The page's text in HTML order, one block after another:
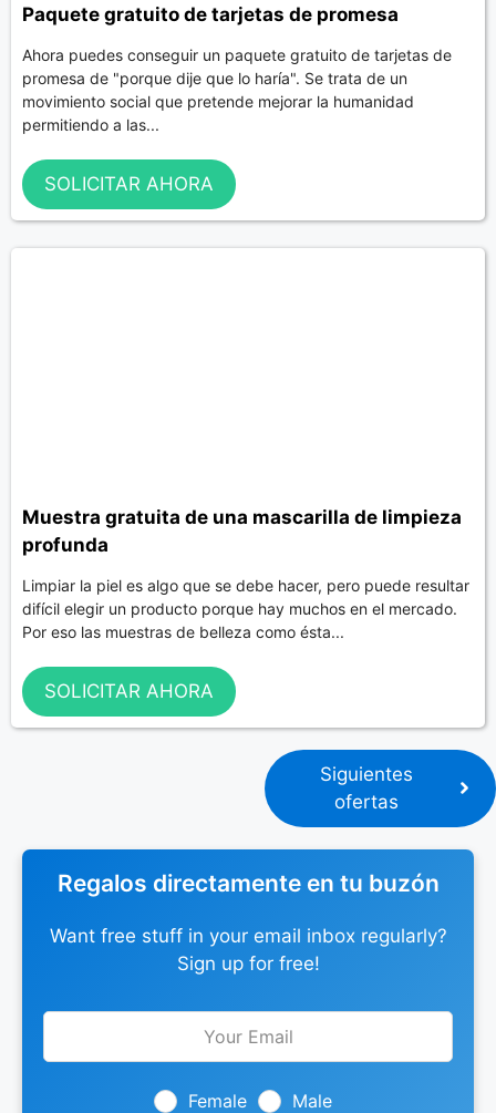
Paquete gratuito de tarjetas de promesa
Ahora puedes conseguir un paquete gratuito de tarjetas de
promesa de "porque dije que lo haría". Se trata de un
movimiento social que pretende mejorar la humanidad
permitiendo a las...
SOLICITAR AHORA
Muestra gratuita de una mascarilla de limpieza
profunda
Limpiar la piel es algo que se debe hacer, pero puede resultar
difícil elegir un producto porque hay muchos en el mercado.
Por eso las muestras de belleza como ésta...
SOLICITAR AHORA
Siguientes
ofertas
Regalos directamente en tu buzón
Want free stuff in your email inbox regularly?
Sign up for free!
Leave
Female Male